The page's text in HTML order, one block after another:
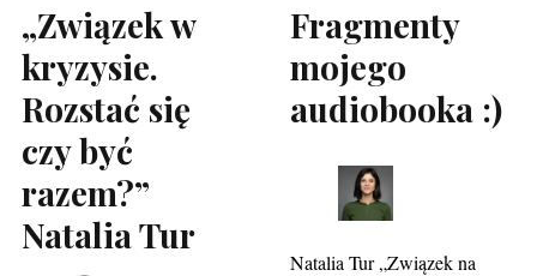
„Związek w
kryzysie.
Rozstać się
czy być
razem?”
Natalia Tur
Fragmenty
mojego
audiobooka :)
Natalia Tur „Związek na